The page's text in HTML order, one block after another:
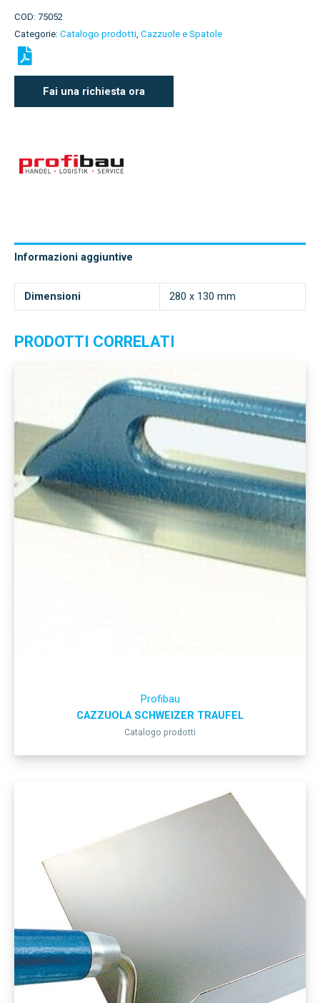
COD: 75052
Categorie: Catalogo prodotti Cazzuole e Spatole
Fai una richiesta ora
Informazioni aggiuntive
Dimensioni 280 x 130 mm
PRODOTTI CORRELATI
Profibau
CAZZUOLA SCHWEIZER TRAUFEL
Catalogo prodotti